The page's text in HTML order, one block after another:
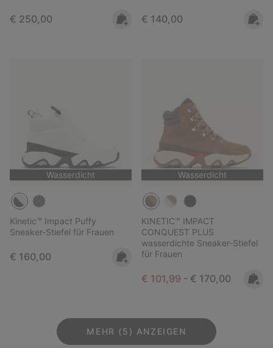
Regular price:
€ 250,00 Regular price:
€ 140,00
Wasserdicht
Kinetic™ Impact Puffy
Sneaker-Stiefel für Frauen
Regular price:
€ 160,00
Wasserdicht
KINETIC™ IMPACT
CONQUEST PLUS
wasserdichte Sneaker-Stiefel
für Frauen
Minimum sale price:
€ 101,99 - Maximum price:
€ 170,00
MEHR (5) ANZEIGEN